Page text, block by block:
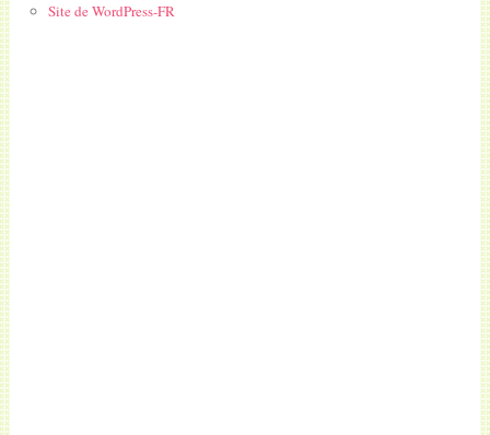
Site de WordPress-FR